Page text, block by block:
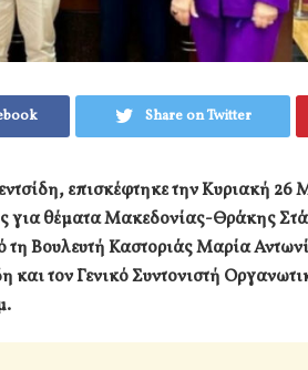
Share on Twitter
επισκέφτηκε την Κυριακή 26
για θέματα Μακεδονίας-Θράκης
Βουλευτή Καστοριάς Μαρία
τον Γενικό Συντονιστή